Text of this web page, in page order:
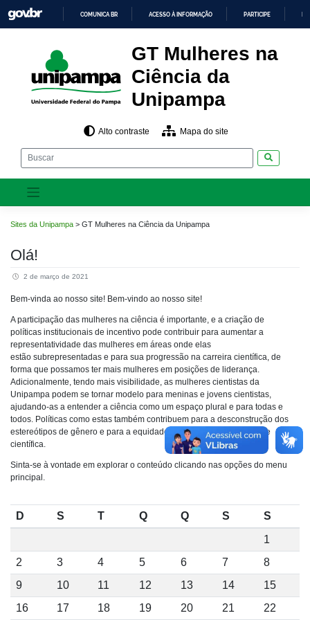
para
o
O
CONTEÚDO
COMUNICA BR ACESSO À INFORMAÇÃO PARTICIPE
GT Mulheres na
Ciência da
Unipampa
Alto contraste Mapa do site
Sites da Unipampa > GT Mulheres na Ciência da Unipampa
Olá!
2 de março de 2021
Bem-vinda ao nosso site! Bem-vindo ao nosso site!
A participação das mulheres na ciência é importante, e a criação de
políticas institucionais de incentivo pode contribuir para aumentar a
representatividade das mulheres em áreas onde elas
estão subrepresentadas e para sua progressão na carreira científica, de
forma que possamos ter mais mulheres em posições de liderança.
Adicionalmente, tendo mais visibilidade, as mulheres cientistas da
Unipampa podem se tornar modelo para meninas e jovens cientistas,
ajudando-as a entender a ciência como um espaço plural e para todas e
todos. Políticas como estas também contribuem para a desconstrução dos
estereótipos de gênero e para a equidade de gênero na comunidade
científica.
Sinta-se à vontade em explorar o conteúdo clicando nas opções do menu
principal.
D S T Q Q S
S
1
2
3 4 5 6 7
8
9
10 11 12 13 14
15
16
17 18 19 20 21 22